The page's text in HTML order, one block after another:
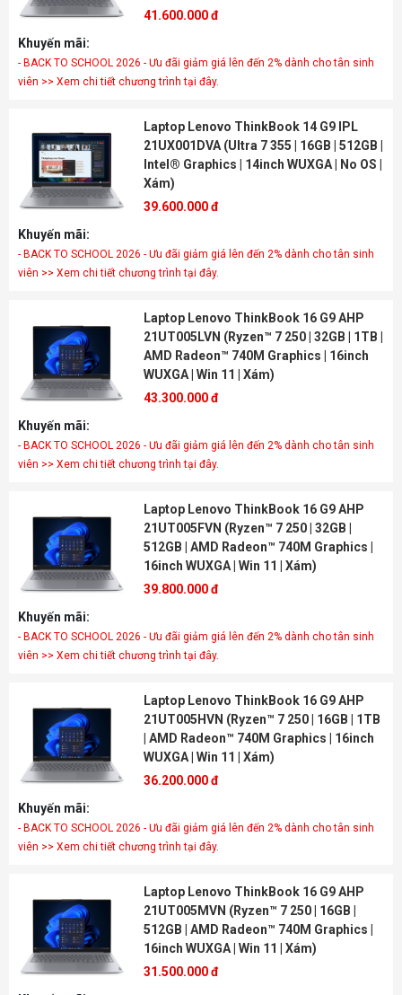
41.600.000 đ
Khuyến mãi:
- BACK TO SCHOOL 2026 - Ưu đãi giảm giá lên đến 2% dành cho tân sinh
viên >> Xem chi tiết chương trình tại đây.
Laptop Lenovo ThinkBook 14 G9 IPL
21UX001DVA (Ultra 7 355 | 16GB | 512GB |
Intel® Graphics | 14inch WUXGA | No OS |
Xám)
39.600.000 đ
Khuyến mãi:
- BACK TO SCHOOL 2026 - Ưu đãi giảm giá lên đến 2% dành cho tân sinh
viên >> Xem chi tiết chương trình tại đây.
Laptop Lenovo ThinkBook 16 G9 AHP
21UT005LVN (Ryzen™ 7 250 | 32GB | 1TB |
AMD Radeon™ 740M Graphics | 16inch
WUXGA | Win 11 | Xám)
43.300.000 đ
Khuyến mãi:
- BACK TO SCHOOL 2026 - Ưu đãi giảm giá lên đến 2% dành cho tân sinh
viên >> Xem chi tiết chương trình tại đây.
Laptop Lenovo ThinkBook 16 G9 AHP
21UT005FVN (Ryzen™ 7 250 | 32GB |
512GB | AMD Radeon™ 740M Graphics |
16inch WUXGA | Win 11 | Xám)
39.800.000 đ
Khuyến mãi:
- BACK TO SCHOOL 2026 - Ưu đãi giảm giá lên đến 2% dành cho tân sinh
viên >> Xem chi tiết chương trình tại đây.
Laptop Lenovo ThinkBook 16 G9 AHP
21UT005HVN (Ryzen™ 7 250 | 16GB | 1TB
| AMD Radeon™ 740M Graphics | 16inch
WUXGA | Win 11 | Xám)
36.200.000 đ
Khuyến mãi:
- BACK TO SCHOOL 2026 - Ưu đãi giảm giá lên đến 2% dành cho tân sinh
viên >> Xem chi tiết chương trình tại đây.
Laptop Lenovo ThinkBook 16 G9 AHP
21UT005MVN (Ryzen™ 7 250 | 16GB |
512GB | AMD Radeon™ 740M Graphics |
16inch WUXGA | Win 11 | Xám)
31.500.000 đ